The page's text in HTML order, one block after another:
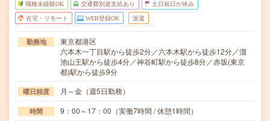
職種未経験OK 交通費別途支給あり 土日祝日が休み
在宅・リモート WEB登録OK 派遣
勤務地
東京都港区
六本木一丁目駅から徒歩2分／六本木駅から徒歩12分／溜
池山王駅から徒歩4分／神谷町駅から徒歩8分／赤坂(東京
都)駅から徒歩9分
曜日頻度 月～金（週5日勤務）
時間 9：00～17：00（実働7時間 / 休憩1時間）